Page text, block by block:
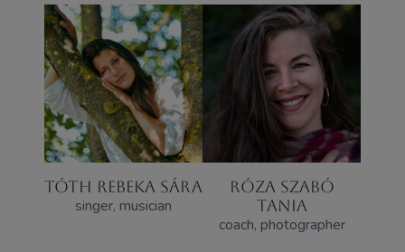
TÓTH REBEKA SÁRA
singer, musician
RÓZA SZABÓ
TANIA
coach, photographer